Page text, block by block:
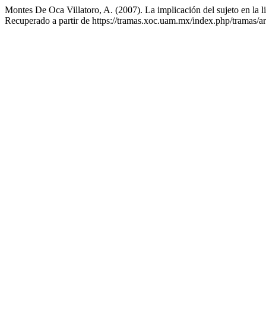
Montes De Oca Villatoro, A. (2007). La implicación del sujeto en la
Recuperado a partir de https://tramas.xoc.uam.mx/index.php/tramas/